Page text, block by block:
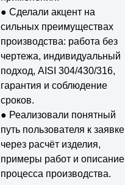
● Сделали акцент на
сильных преимуществах
производства: работа без
чертежа, индивидуальный
подход, AISI 304/430/316,
гарантия и соблюдение
сроков.
● Реализовали понятный
путь пользователя к заявке
через расчёт изделия,
примеры работ и описание
процесса производства.